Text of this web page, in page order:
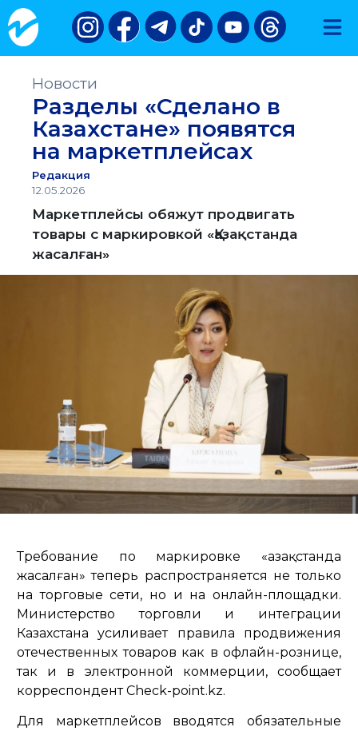
Новости
Разделы «Сделано в
Казахстане» появятся
на маркетплейсах
Редакция
12.05.2026
Маркетплейсы обяжут продвигать
товары с маркировкой «Қазақстанда
жасалған»
Требование по маркировке «Қазақстанда
жасалған» теперь распространяется не только
на торговые сети, но и на онлайн-площадки.
Министерство торговли и интеграции
Казахстана усиливает правила продвижения
отечественных товаров как в офлайн-рознице,
так и в электронной коммерции, сообщает
корреспондент Check-point.kz.
Для маркетплейсов вводятся обязательные